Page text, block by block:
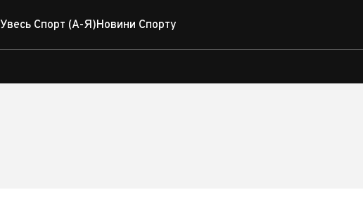
Увесь Спорт (А-Я)Новини Спорту